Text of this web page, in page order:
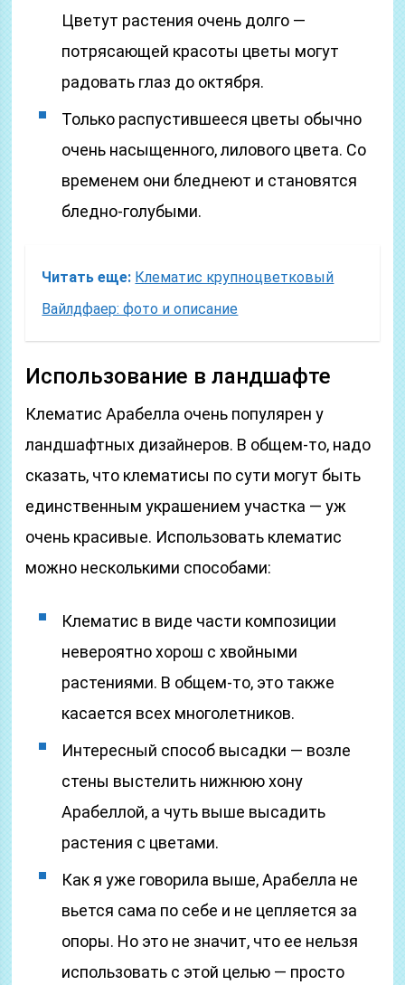
Цветут растения очень долго —
потрясающей красоты цветы могут
радовать глаз до октября.
Только распустившееся цветы обычно
очень насыщенного, лилового цвета. Со
временем они бледнеют и становятся
бледно-голубыми.
Читать еще: Клематис крупноцветковый
Вайлдфаер: фото и описание
Использование в ландшафте
Клематис Арабелла очень популярен у
ландшафтных дизайнеров. В общем-то, надо
сказать, что клематисы по сути могут быть
единственным украшением участка — уж
очень красивые. Использовать клематис
можно несколькими способами:
Клематис в виде части композиции
невероятно хорош с хвойными
растениями. В общем-то, это также
касается всех многолетников.
Интересный способ высадки — возле
стены выстелить нижнюю хону
Арабеллой, а чуть выше высадить
растения с цветами.
Как я уже говорила выше, Арабелла не
вьется сама по себе и не цепляется за
опоры. Но это не значит, что ее нельзя
использовать с этой целью — просто